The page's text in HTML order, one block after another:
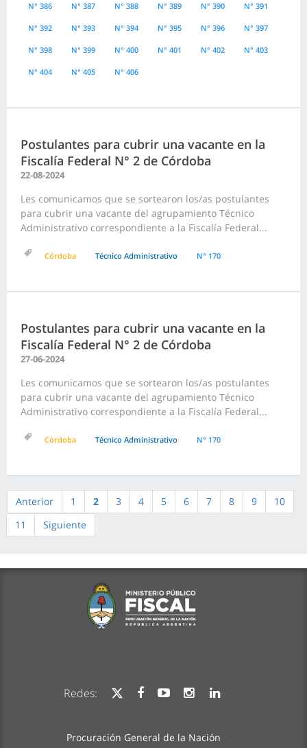
N° 386 N° 387 N° 388 N° 389 N° 390 N° 391
N° 392 N° 393 N° 394 N° 395 N° 396 N° 397
N° 398 N° 399 N° 400 N° 401 N° 402 N° 403
N° 404 N° 405 N° 406
Postulantes para cubrir una vacante en la
Fiscalía Federal N° 2 de Córdoba
22-08-2024
Les comunicamos que se sortearon los/as postulantes
para cubrir una vacante del agrupamiento Técnico
Administrativo correspondiente a la Fiscalía Federal...
Córdoba Técnico Administrativo N° 170
Postulantes para cubrir una vacante en la
Fiscalía Federal N° 2 de Córdoba
27-06-2024
Les comunicamos que se sortearon los/as postulantes
para cubrir una vacante del agrupamiento Técnico
Administrativo correspondiente a la Fiscalía Federal...
Córdoba Técnico Administrativo N° 170
Anterior 1 2 3 4 5 6 7 8 9
10
11
Siguiente
Redes:
Procuración General de la Nación